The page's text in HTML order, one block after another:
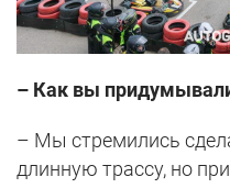
– Как вы
– Мы стремились
длинную трассу, но